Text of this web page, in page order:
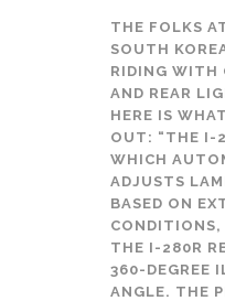
THE FOLKS
SOUTH
RIDING WITH
AND REAR
HERE IS
OUT: “THE I-
WHICH
ADJUSTS
BASED ON
CONDITIONS,
THE I-280R
360-DEGREE
ANGLE. THE